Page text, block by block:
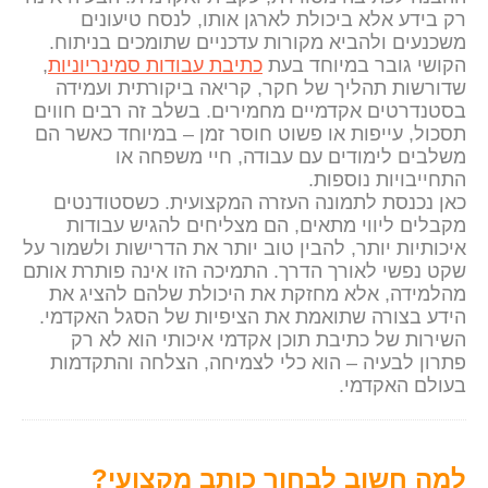
רק בידע אלא ביכולת לארגן אותו, לנסח טיעונים
משכנעים ולהביא מקורות עדכניים שתומכים בניתוח.
הקושי גובר במיוחד בעת כתיבת עבודות סמינריוניות,
שדורשות תהליך של חקר, קריאה ביקורתית ועמידה
בסטנדרטים אקדמיים מחמירים. בשלב זה רבים חווים
תסכול, עייפות או פשוט חוסר זמן – במיוחד כאשר הם
משלבים לימודים עם עבודה, חיי משפחה או
התחייבויות נוספות.
כאן נכנסת לתמונה העזרה המקצועית. כשסטודנטים
מקבלים ליווי מתאים, הם מצליחים להגיש עבודות
איכותיות יותר, להבין טוב יותר את הדרישות ולשמור על
שקט נפשי לאורך הדרך. התמיכה הזו אינה פותרת אותם
מהלמידה, אלא מחזקת את היכולת שלהם להציג את
הידע בצורה שתואמת את הציפיות של הסגל האקדמי.
השירות של כתיבת תוכן אקדמי איכותי הוא לא רק
פתרון לבעיה – הוא כלי לצמיחה, הצלחה והתקדמות
בעולם האקדמי.
למה חשוב לבחור כותב מקצועי?